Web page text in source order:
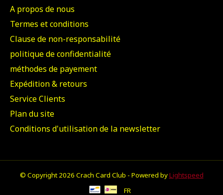
A propos de nous
Termes et conditions
Clause de non-responsabilité
politique de confidentialité
méthodes de payement
Expédition & retours
Service Clients
Plan du site
Conditions d'utilisation de la newsletter
© Copyright 2026 Crach Card Club - Powered byLightspeed
FR